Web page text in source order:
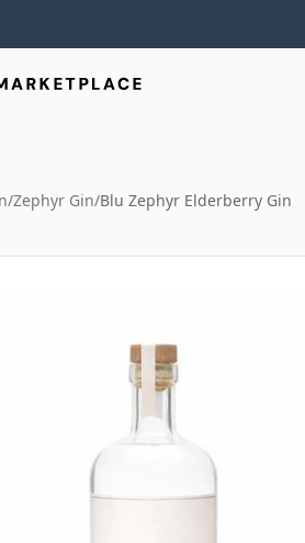
/Zephyr Gin/Blu Zephyr Elderberry Gin